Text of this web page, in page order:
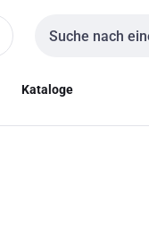
Sucheingabe
Kataloge